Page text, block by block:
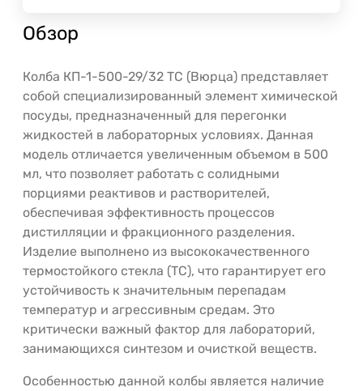
Обзор
Колба КП-1-500-29/32 ТС (Вюрца) представляет
собой специализированный элемент химической
посуды, предназначенный для перегонки
жидкостей в лабораторных условиях. Данная
модель отличается увеличенным объемом в 500
мл, что позволяет работать с солидными
порциями реактивов и растворителей,
обеспечивая эффективность процессов
дистилляции и фракционного разделения.
Изделие выполнено из высококачественного
термостойкого стекла (ТС), что гарантирует его
устойчивость к значительным перепадам
температур и агрессивным средам. Это
критически важный фактор для лабораторий,
занимающихся синтезом и очисткой веществ.
Особенностью данной колбы является наличие